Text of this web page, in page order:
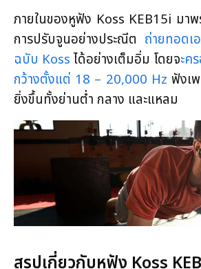
ภายในของหูฟัง Koss KEB15i มาพ
การปรับจูนอย่างประณีต ถ่ายทอด
ฉบับ Kossได้อย่างเต็มอิ่ม โดยจะค
กว้างตั้งแต่ 18 – 20,000 Hz ฟังเ
ยิ่งขึ้นทั้งย่านต่ำ กลาง และแหลม
สรุปเกี่ยวกับหูฟัง Koss